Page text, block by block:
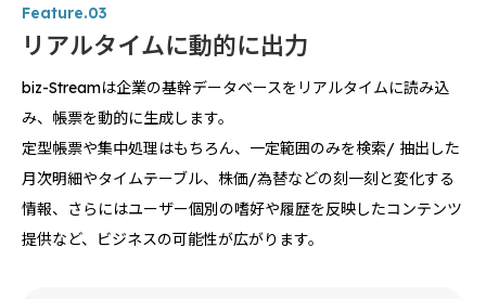
Feature.03
リアルタイムに動的に出力
biz-Streamは企業の基幹データベースをリアルタイムに読み込
み、帳票を動的に生成します。
定型帳票や集中処理はもちろん、一定範囲のみを検索/ 抽出した
月次明細やタイムテーブル、株価/為替などの刻一刻と変化する
情報、さらにはユーザー個別の嗜好や履歴を反映したコンテンツ
提供など、ビジネスの可能性が広がります。